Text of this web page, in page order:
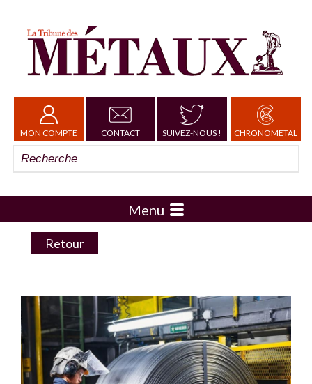
MON COMPTE CONTACT SUIVEZ-NOUS ! CHRONOMETAL
Menu
Retour